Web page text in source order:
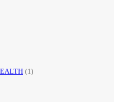
(1)